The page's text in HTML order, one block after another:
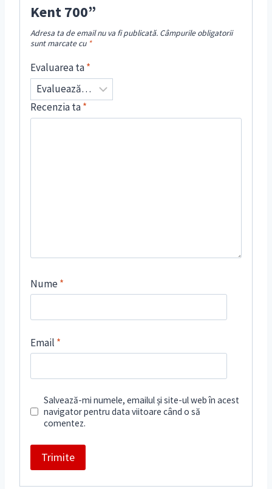
Kent 700”
Adresa ta de email nu va fi publicată. Câmpurile obligatorii
sunt marcate cu *
Evaluarea ta*
Recenzia ta*
Nume*
Email *
Salvează-mi numele, emailul și site-ul web în acest
navigator pentru data viitoare când o să
comentez.